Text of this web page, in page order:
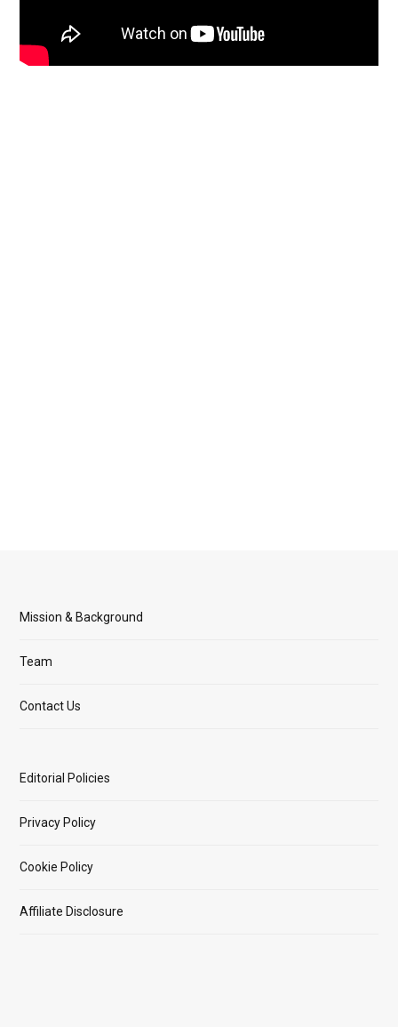
Mission & Background
Team
Contact Us
Editorial Policies
Privacy Policy
Cookie Policy
Affiliate Disclosure